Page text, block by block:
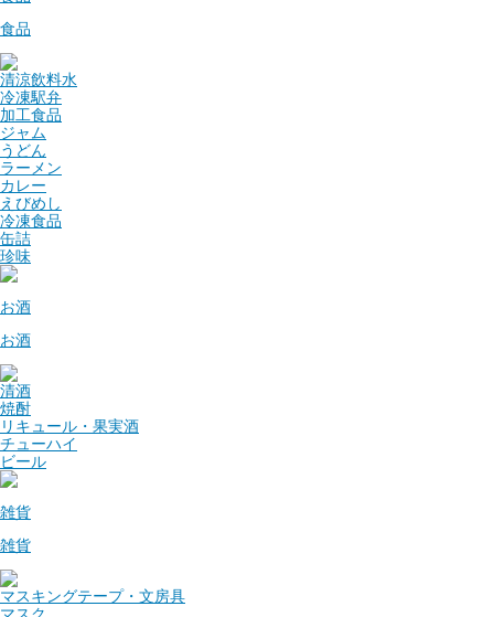
食品
清涼飲料水
冷凍駅弁
加工食品
ジャム
うどん
ラーメン
カレー
えびめし
冷凍食品
缶詰
珍味
お酒
お酒
清酒
焼酎
リキュール・果実酒
チューハイ
ビール
雑貨
雑貨
マスキングテープ・文房具
マスク